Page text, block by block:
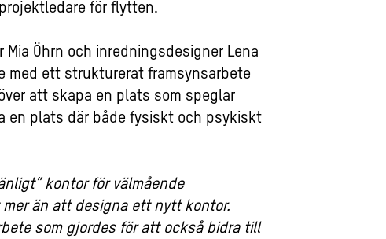
för flytten.
Öhrn och inredningsdesigner Lena
med ett strukturerat framsynsarbete
att skapa en plats som speglar
en plats där både fysiskt och psykiskt
kontor för välmående
än att designa ett nytt kontor.
som gjordes för att också bidra till